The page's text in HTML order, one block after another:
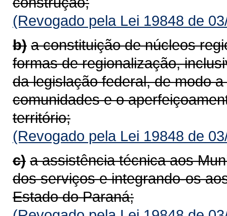
(Revogado pela Lei 19848 de
b) a constituição de núcleos
formas de regionalização,
da legislação federal, de modo
comunidades e o
território;
(Revogado pela Lei 19848 de
c) a assistência técnica aos
dos serviços e integrando-os
Estado do Paraná;